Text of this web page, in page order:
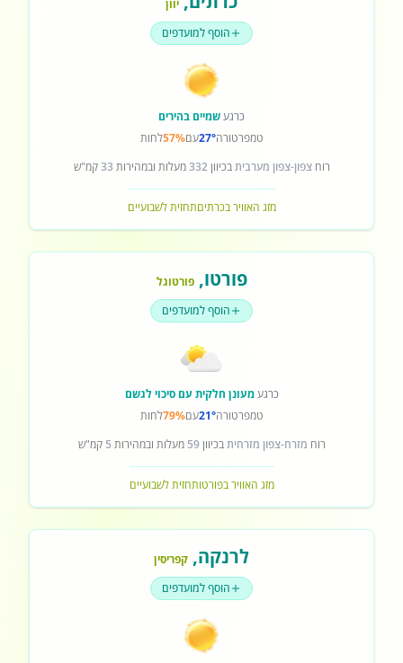
יוון
הוסף למועדפים
כרגעשמיים בהירים
טמפרטורה27°עם57%לחות
רוחצפון-צפון מערביתבכיוון332מעלות ובמהירות 33קמ"ש
מזג האוויר בכרתיםתחזית לשבועיים
פורטו,פורטוגל
הוסף למועדפים
כרגעמעונן חלקית עם סיכוי לגשם
טמפרטורה21°עם79%לחות
רוח מזרח-צפון מזרחיתבכיוון59 מעלות ובמהירות 5 קמ"ש
מזג האוויר בפורטותחזית לשבועיים
לרנקה, קפריסין
הוסף למועדפים